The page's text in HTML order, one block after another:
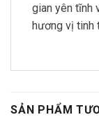
gian yên tĩnh
hương vị tinh
SẢN PHẨM